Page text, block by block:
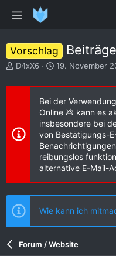
Vorschlag
E
s
l
e
D4xX6
E
s
t
e
l
t
a
m
19. November
Bei der
Online 💩 kann es
insbesondere bei
von Bestätigungs-
reibungslos
alternative E-Mail-
Wie kann ich
Forum / Website